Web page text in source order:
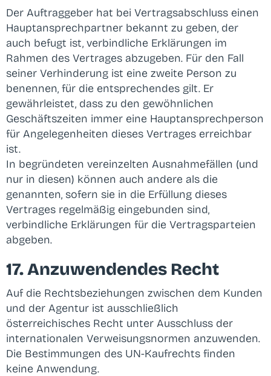
Der Auftraggeber hat bei Vertragsabschluss einen
Hauptansprechpartner bekannt zu geben, der
auch befugt ist, verbindliche Erklärungen im
Rahmen des Vertrages abzugeben. Für den Fall
seiner Verhinderung ist eine zweite Person zu
benennen, für die entsprechendes gilt. Er
gewährleistet, dass zu den gewöhnlichen
Geschäftszeiten immer eine Hauptansprechperson
für Angelegenheiten dieses Vertrages erreichbar
ist.
In begründeten vereinzelten Ausnahmefällen (und
nur in diesen) können auch andere als die
genannten, sofern sie in die Erfüllung dieses
Vertrages regelmäßig eingebunden sind,
verbindliche Erklärungen für die Vertragsparteien
abgeben.
17. Anzuwendendes Recht
Auf die Rechtsbeziehungen zwischen dem Kunden
und der Agentur ist ausschließlich
österreichisches Recht unter Ausschluss der
internationalen Verweisungsnormen anzuwenden.
Die Bestimmungen des UN-Kaufrechts finden
keine Anwendung.